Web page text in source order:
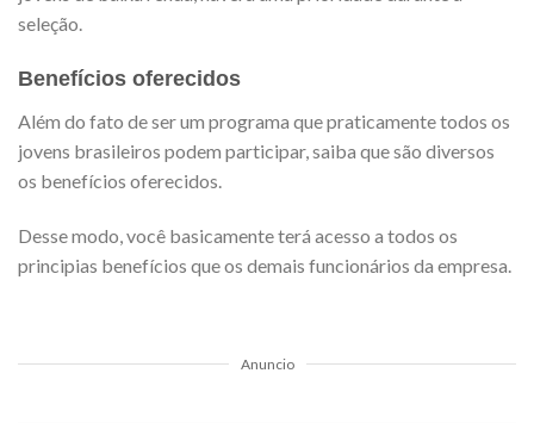
seleção.
Benefícios oferecidos
Além do fato de ser um programa que praticamente todos os
jovens brasileiros podem participar, saiba que são diversos
os benefícios oferecidos.
Desse modo, você basicamente terá acesso a todos os
principias benefícios que os demais funcionários da empresa.
Anuncio